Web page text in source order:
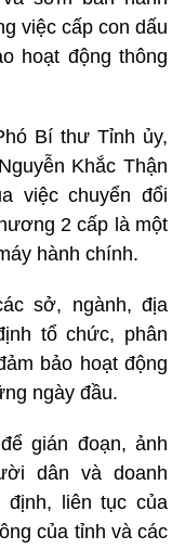
việc cấp con dấu
hoạt động thông
Bí thư Tỉnh ủy,
Khắc Thận
việc chuyển đổi
2 cấp là một
hành chính.
sở, ngành, địa
tổ chức, phân
bảo hoạt động
ngày đầu.
gián đoạn, ảnh
dân và doanh
định, liên tục của
của tỉnh và các